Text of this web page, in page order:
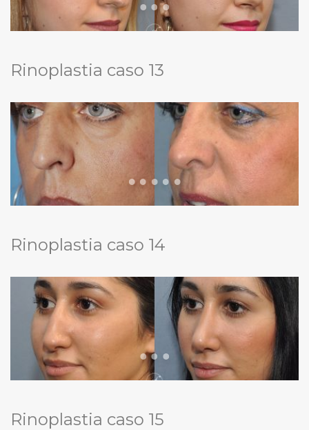
Rinoplastia caso 13
Rinoplastia caso 14
Rinoplastia caso 15